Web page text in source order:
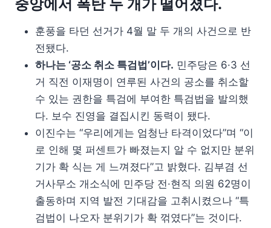
중앙에서 폭탄 두 개가 떨어졌다.
훈풍을 타던 선거가 4월 말 두 개의 사건으로 반
전됐다.
하나는 ‘공소 취소 특검법’이다. 민주당은 6·3 선
거 직전 이재명이 연루된 사건의 공소를 취소할
수 있는 권한을 특검에 부여한 특검법을 발의했
다. 보수 진영을 결집시킨 동력이 됐다.
이진수는 “우리에게는 엄청난 타격이었다”며 “이
로 인해 몇 퍼센트가 빠졌는지 알 수 없지만 분위
기가 확 식는 게 느껴졌다”고 밝혔다. 김부겸 선
거사무소 개소식에 민주당 전·현직 의원 62명이
출동하며 지역 발전 기대감을 고취시켰으나 “특
검법이 나오자 분위기가 확 꺾였다”는 것이다.